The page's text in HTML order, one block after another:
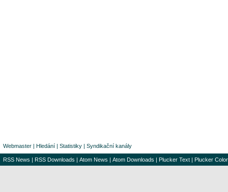
Webmaster | Hledání | Statistiky | Syndikační kanály
RSS News | RSS Downloads | Atom News | Atom Downloads | Plucker Text | Plucker Color